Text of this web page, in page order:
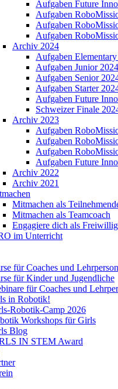
Aufgaben Future
Aufgaben
Aufgaben
Aufgaben
Archiv 2024
Aufgaben
Aufgaben Junior 2024
Aufgaben Senior
Aufgaben Starter
Aufgaben Future
Schweizer Finale
Archiv 2023
Aufgaben
Aufgaben
Aufgaben
Aufgaben Future
Archiv 2022
Archiv 2021
Mitmachen als
Mitmachen als Teamcoach
Engagiere dich als
im Unterricht
für Coaches und
für Kinder und Jugendliche
für Coaches und
in Robotik!
Robotik-Camp 2026
Workshops für Girls
Blog
IN STEM Award